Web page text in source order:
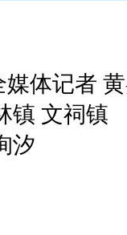
体记者
镇 文祠镇
汐